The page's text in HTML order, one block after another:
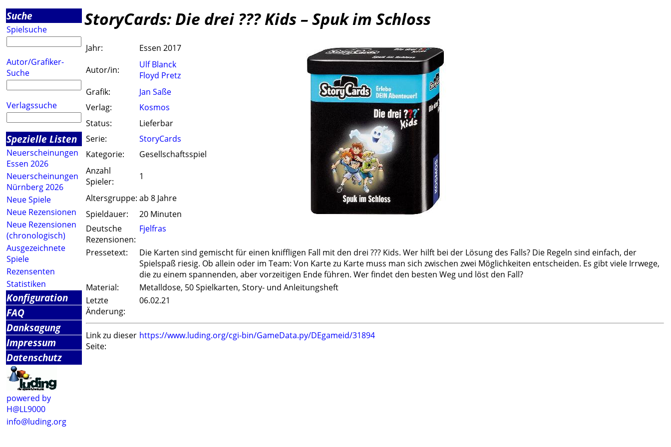
Suche
Spielsuche
Autor/Grafiker-
Suche
Verlagssuche
Spezielle Listen
Neuerscheinungen
Essen 2026
Neuerscheinungen
Nürnberg 2026
Neue Spiele
Neue Rezensionen
Neue Rezensionen
(chronologisch)
Ausgezeichnete
Spiele
Rezensenten
Statistiken
Konfiguration
FAQ
Danksagung
Impressum
Datenschutz
powered by
H@LL9000
info@luding.org
StoryCards: Die drei ??? Kids – Spuk im Schloss
Jahr:
Essen 2017
Autor/in:
Ulf Blanck
Floyd Pretz
Grafik:
Jan Saße
Verlag:
Kosmos
Status:
Lieferbar
Serie:
StoryCards
Kategorie:
Gesellschaftsspiel
Anzahl
Spieler:
1
Altersgruppe: ab 8 Jahre
Spieldauer:
20 Minuten
Deutsche
Rezensionen:
Fjelfras
Pressetext:
Die Karten sind gemischt für einen kniffligen Fall mit den drei ??? Kids. Wer hilft bei der Lösung des Falls? Die Regeln sind einfach, der
Spielspaß riesig. Ob allein oder im Team: Von Karte zu Karte muss man sich zwischen zwei Möglichkeiten entscheiden. Es gibt viele Irrwege,
die zu einem spannenden, aber vorzeitigen Ende führen. Wer findet den besten Weg und löst den Fall?
Material:
Metalldose, 50 Spielkarten, Story- und Anleitungsheft
Letzte
Änderung:
06.02.21
Link zu dieser
Seite:
https://www.luding.org/cgi-bin/GameData.py/DEgameid/31894